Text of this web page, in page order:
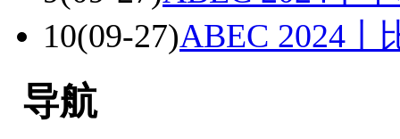
10(09-27)ABEC 2024丨
导航